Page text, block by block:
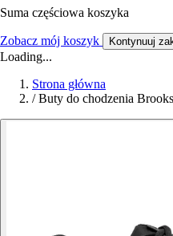
Suma częściowa koszyka
Zobacz mój koszyk Kontynuuj
Loading...
Strona główna
/ Buty do chodzenia